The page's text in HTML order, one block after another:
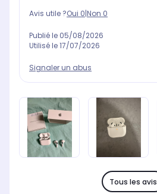
Avis utile ?Oui 0|Non 0
Publié le 05/08/2026
Utilisé le17/07/2026
Signaler un abus
Tous les avis